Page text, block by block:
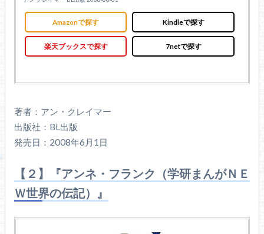
Amazonで探す Kindleで探す
楽天ブックスで探す 7netで探す
著者：アン・クレイマー
出版社：BL出版
発売日：2008年6月1日
【２】『アンネ・フランク（学研まんがＮＥ
Ｗ世界の伝記）』